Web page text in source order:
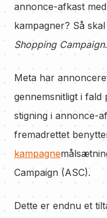
annonce-afkast
kampagner? Så
Shopping Campaign.
Meta har
gennemsnitligt i fald
stigning i annonce-
fremadrettet
kampagne
Campaign (ASC).
Dette er endnu et